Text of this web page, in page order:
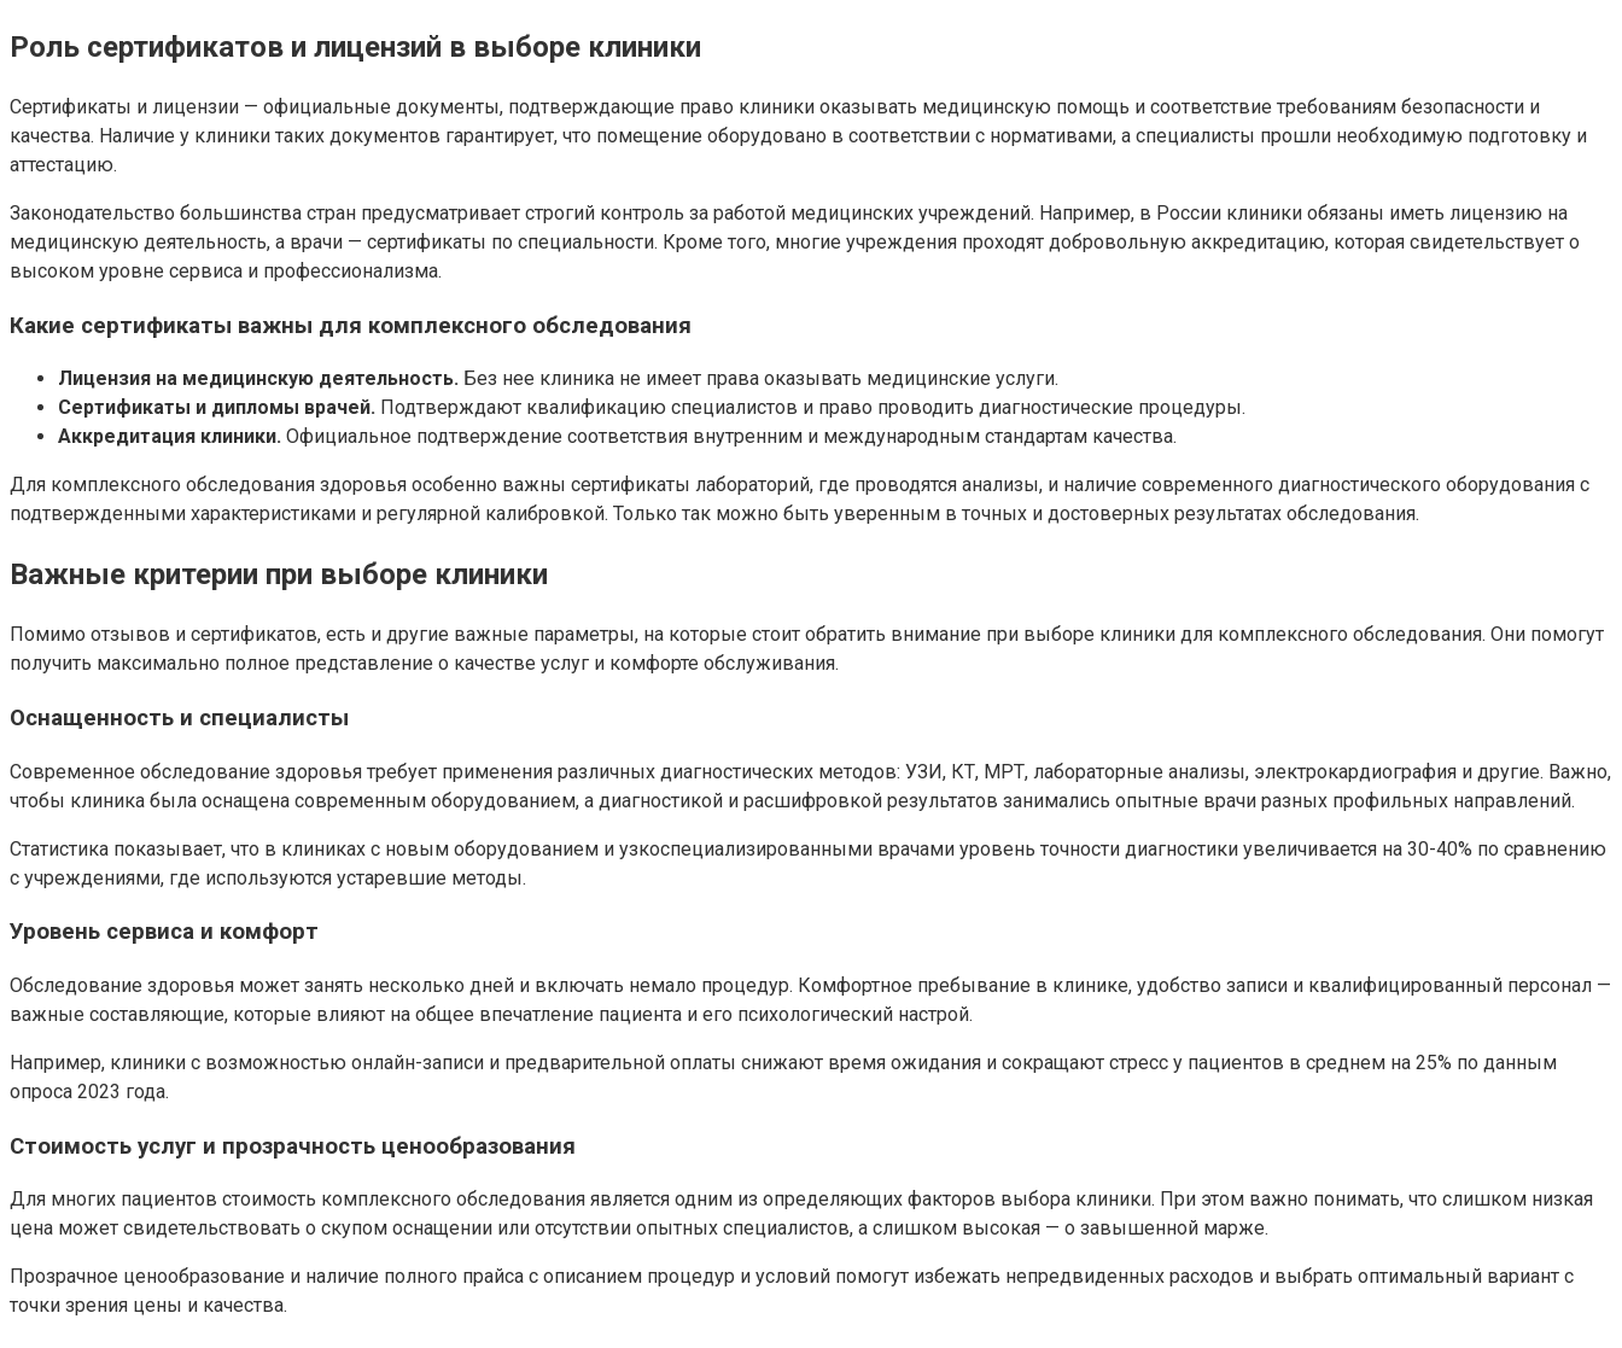
Роль сертификатов и лицензий в выборе клиники
Сертификаты и лицензии — официальные документы, подтверждающие право клиники оказывать медицинскую помощь и соответствие требованиям безопасности и
качества. Наличие у клиники таких документов гарантирует, что помещение оборудовано в соответствии с нормативами, а специалисты прошли необходимую подготовку и
аттестацию.
Законодательство большинства стран предусматривает строгий контроль за работой медицинских учреждений. Например, в России клиники обязаны иметь лицензию на
медицинскую деятельность, а врачи — сертификаты по специальности. Кроме того, многие учреждения проходят добровольную аккредитацию, которая свидетельствует о
высоком уровне сервиса и профессионализма.
Какие сертификаты важны для комплексного обследования
Лицензия на медицинскую деятельность. Без нее клиника не имеет права оказывать медицинские услуги.
Сертификаты и дипломы врачей. Подтверждают квалификацию специалистов и право проводить диагностические процедуры.
Аккредитация клиники. Официальное подтверждение соответствия внутренним и международным стандартам качества.
Для комплексного обследования здоровья особенно важны сертификаты лабораторий, где проводятся анализы, и наличие современного диагностического оборудования с
подтвержденными характеристиками и регулярной калибровкой. Только так можно быть уверенным в точных и достоверных результатах обследования.
Важные критерии при выборе клиники
Помимо отзывов и сертификатов, есть и другие важные параметры, на которые стоит обратить внимание при выборе клиники для комплексного обследования. Они помогут
получить максимально полное представление о качестве услуг и комфорте обслуживания.
Оснащенность и специалисты
Современное обследование здоровья требует применения различных диагностических методов: УЗИ, КТ, МРТ, лабораторные анализы, электрокардиография и другие. Важно,
чтобы клиника была оснащена современным оборудованием, а диагностикой и расшифровкой результатов занимались опытные врачи разных профильных направлений.
Статистика показывает, что в клиниках с новым оборудованием и узкоспециализированными врачами уровень точности диагностики увеличивается на 30-40% по сравнению
с учреждениями, где используются устаревшие методы.
Уровень сервиса и комфорт
Обследование здоровья может занять несколько дней и включать немало процедур. Комфортное пребывание в клинике, удобство записи и квалифицированный персонал —
важные составляющие, которые влияют на общее впечатление пациента и его психологический настрой.
Например, клиники с возможностью онлайн-записи и предварительной оплаты снижают время ожидания и сокращают стресс у пациентов в среднем на 25% по данным
опроса 2023 года.
Стоимость услуг и прозрачность ценообразования
Для многих пациентов стоимость комплексного обследования является одним из определяющих факторов выбора клиники. При этом важно понимать, что слишком низкая
цена может свидетельствовать о скупом оснащении или отсутствии опытных специалистов, а слишком высокая — о завышенной марже.
Прозрачное ценообразование и наличие полного прайса с описанием процедур и условий помогут избежать непредвиденных расходов и выбрать оптимальный вариант с
точки зрения цены и качества.